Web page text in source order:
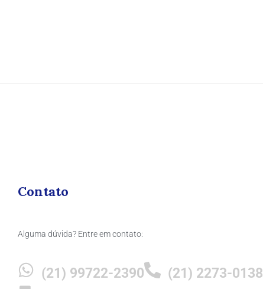
Contato
Alguma dúvida? Entre em contato:
(21) 99722-2390
(21) 2273-0138